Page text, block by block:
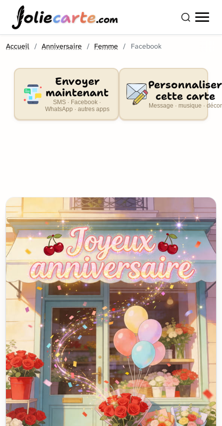
oliecarte.com
Accueil Anniversaire Femme Facebook
Envoyer
maintenant
SMS · Facebook ·
WhatsApp · autres apps
Personnaliser
cette carte
Message · musique · décor